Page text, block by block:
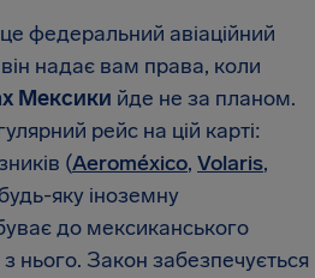
федеральний авіаційний
надає вам права, коли
Мексики йде не за планом.
рейс на цій карті:
(Aeroméxico, Volaris,
яку іноземну
до мексиканського
нього. Закон забезпечується